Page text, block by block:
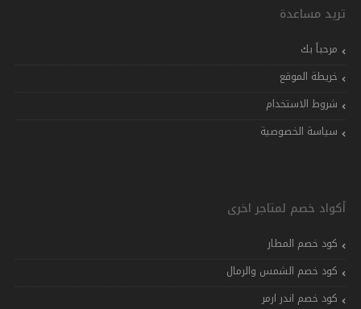
تريد مساعدة
مرحباً بك
خريطة الموقع
شروط الاستخدام
سياسة الخصوصية
أكواد خصم لمتاجر اخرى
كود خصم المطار
كود خصم الشمس والرمال
كود خصم اندر ارمر